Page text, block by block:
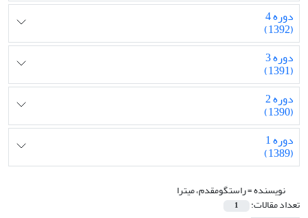
دوره 4
(1392)
دوره 3
(1391)
دوره 2
(1390)
دوره 1
(1389)
نویسنده =راستگومقدم، میترا
تعداد مقالات: 1